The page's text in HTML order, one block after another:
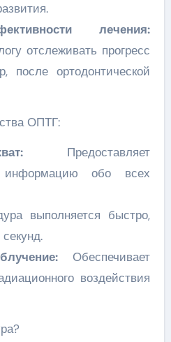
лечения:
отслеживать прогресс
после ортодонтической
ОПТГ:
Предоставляет
информацию обо всех
выполняется быстро,
Обеспечивает
воздействия